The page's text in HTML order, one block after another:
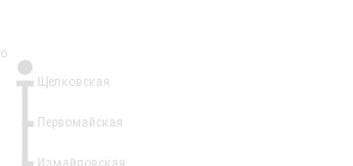
Щёлковская
Первомайская
Измайловская